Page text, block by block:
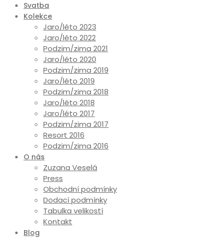
Svatba
Kolekce
Jaro/léto 2023
Jaro/léto 2022
Podzim/zima 2021
Jaro/léto 2020
Podzim/zima 2019
Jaro/léto 2019
Podzim/zima 2018
Jaro/léto 2018
Jaro/léto 2017
Podzim/zima 2017
Resort 2016
Podzim/zima 2016
O nás
Zuzana Veselá
Press
Obchodní podmínky
Dodací podmínky
Tabulka velikostí
Kontakt
Blog